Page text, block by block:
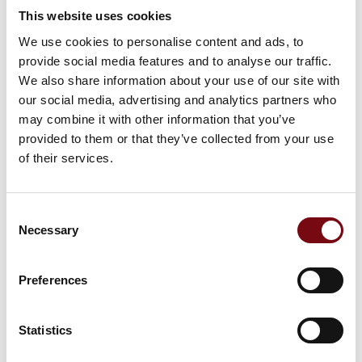
This website uses cookies
We use cookies to personalise content and ads, to
provide social media features and to analyse our traffic.
We also share information about your use of our site with
our social media, advertising and analytics partners who
may combine it with other information that you’ve
provided to them or that they’ve collected from your use
of their services.
Selection
Necessary
Preferences
Statistics
DI Production
DIRA Automa-
tion Award